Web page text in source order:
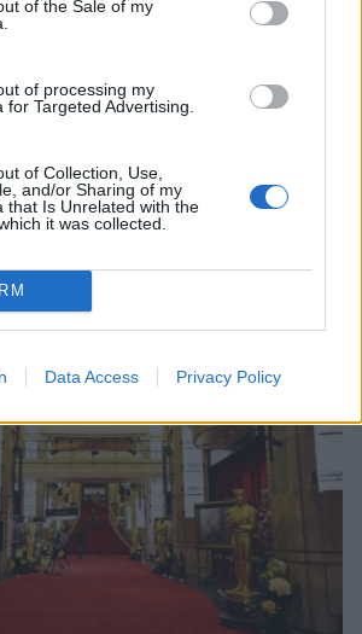
of the Sale of my
of processing my
for Targeted Advertising.
of Collection, Use,
and/or Sharing of my
that Is Unrelated with the
it was collected.
Data Access Privacy Policy
πώς πήγαν για πρώτη
οι φετινές υποψήφιες!